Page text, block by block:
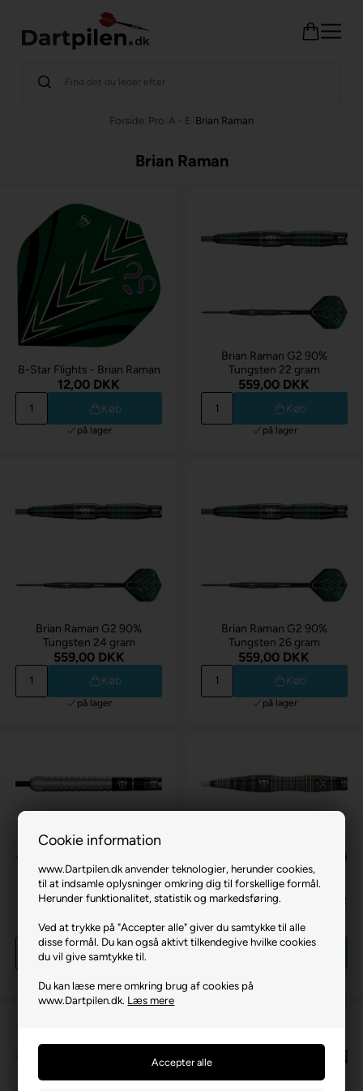
Cookie information
www.Dartpilen.dk anvender teknologier, herunder cookies,
til at indsamle oplysninger omkring dig til forskellige formål.
Herunder funktionalitet, statistik og markedsføring.
Ved at trykke på "Accepter alle" giver du samtykke til alle
disse formål. Du kan også aktivt tilkendegive hvilke cookies
du vil give samtykke til.
Du kan læse mere omkring brug af cookies på
www.Dartpilen.dk. Læs mere
Forside Pro A - E Brian Raman
Brian Raman
B-Star Flights - Brian Raman
12,00 DKK
Køb
på lager
Brian Raman G2 90%
Tungsten 22 gram
559,00 DKK
Køb
på lager
Brian Raman G2 90%
Tungsten 24 gram
559,00 DKK
Køb
på lager
Brian Raman G2 90%
Tungsten 26 gram
559,00 DKK
Køb
på lager
Leon Weber 90% Tungsten
559,00 DKK
Køb
Brian Raman Dartpile 90% 22
599,00 DKK